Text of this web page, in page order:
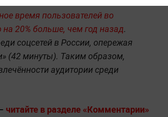
время пользователей во
20% больше, чем год назад.
соцсетей в России, опережая
(42 минуты). Таким образом,
аудитории среди
читайте в разделе «Комментарии»